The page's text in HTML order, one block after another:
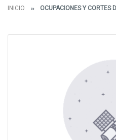
INICIO OCUPACIONES Y CORTES